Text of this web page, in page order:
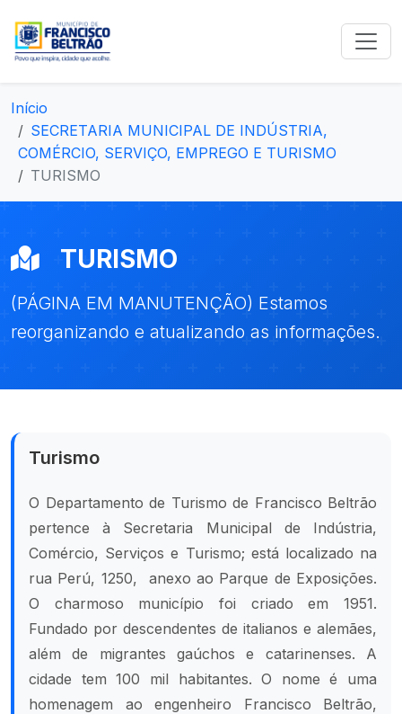
Início
SECRETARIA MUNICIPAL DE INDÚSTRIA,
COMÉRCIO, SERVIÇO, EMPREGO E TURISMO
TURISMO
TURISMO
(PÁGINA EM MANUTENÇÃO) Estamos
reorganizando e atualizando as informações.
Turismo
O Departamento de Turismo de Francisco Beltrão
pertence à Secretaria Municipal de Indústria,
Comércio, Serviços e Turismo; está localizado na
rua Perú, 1250, anexo ao Parque de Exposições.
O charmoso município foi criado em 1951.
Fundado por descendentes de italianos e alemães,
além de migrantes gaúchos e catarinenses. A
cidade tem 100 mil habitantes. O nome é uma
homenagem ao engenheiro Francisco Beltrão,